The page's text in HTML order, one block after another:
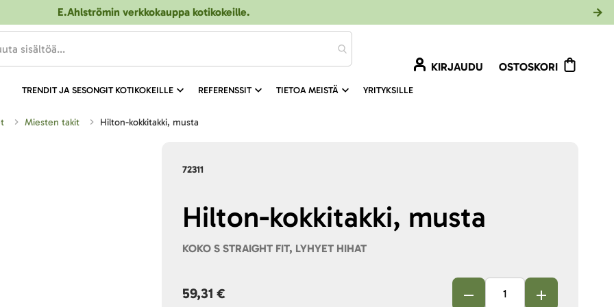
E.Ahlströmin verkkokauppa kotikokeille.
KIRJAUDU
OSTOSKORI
TRENDIT JA SESONGIT KOTIKOKEILLE REFERENSSIT TIETOA MEISTÄ YRITYKSILLE
Miesten takit Hilton-kokkitakki, musta
72311
Hilton-kokkitakki, musta
KOKO S STRAIGHT FIT, LYHYET HIHAT
59,31 €